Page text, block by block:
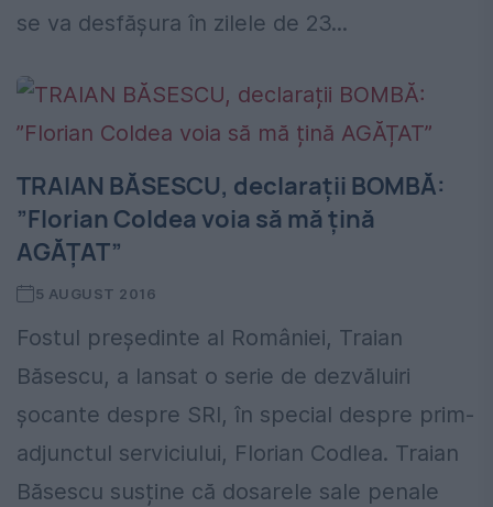
se va desfășura în zilele de 23...
TRAIAN BĂSESCU, declarații BOMBĂ:
”Florian Coldea voia să mă țină
AGĂȚAT”
5 AUGUST 2016
Fostul președinte al României, Traian
Băsescu, a lansat o serie de dezvăluiri
șocante despre SRI, în special despre prim-
adjunctul serviciului, Florian Codlea. Traian
Băsescu susține că dosarele sale penale